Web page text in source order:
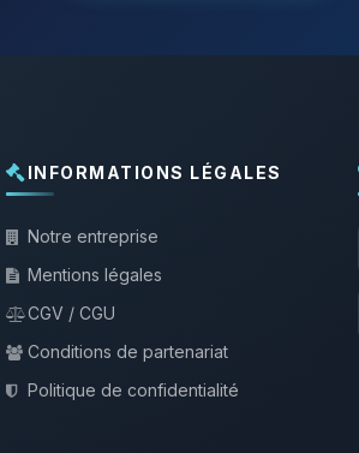
INFORMATIONS LÉGALES
Notre entreprise
Mentions légales
CGV / CGU
Conditions de partenariat
Politique de confidentialité